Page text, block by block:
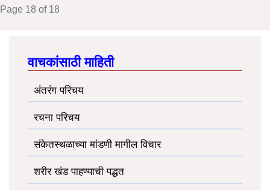
Page 18 of 18
वाचकांसाठी माहिती
अंतरंग परिचय
रचना परिचय
संकेतस्थळाच्या मांडणी मागील विचार
शरीर खंड पाहण्याची पद्धत